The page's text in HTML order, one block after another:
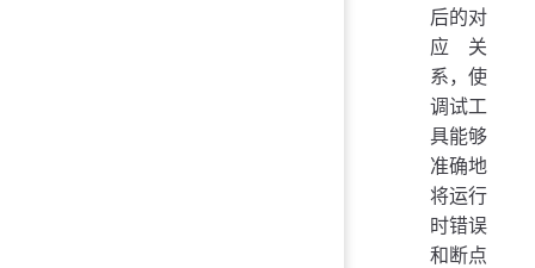
后的对
应关
系，使
调试工
具能够
准确地
将运行
时错误
和断点